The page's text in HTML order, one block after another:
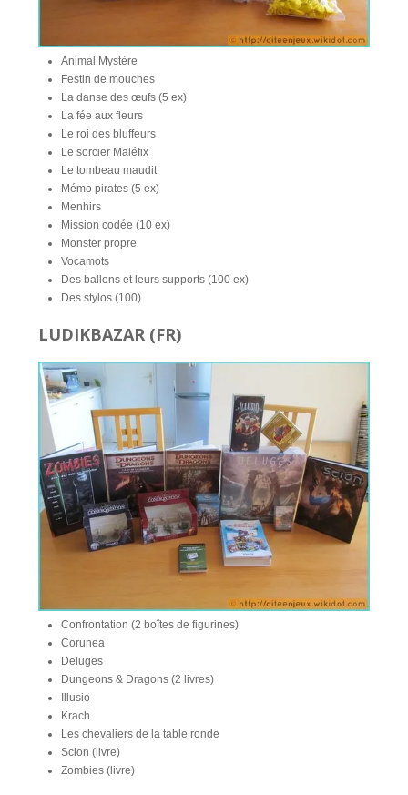
Animal Mystère
Festin de mouches
La danse des œufs (5 ex)
La fée aux fleurs
Le roi des bluffeurs
Le sorcier Maléfix
Le tombeau maudit
Mémo pirates (5 ex)
Menhirs
Mission codée (10 ex)
Monster propre
Vocamots
Des ballons et leurs supports (100 ex)
Des stylos (100)
LUDIKBAZAR (FR)
Confrontation (2 boîtes de figurines)
Corunea
Deluges
Dungeons & Dragons (2 livres)
Illusio
Krach
Les chevaliers de la table ronde
Scion (livre)
Zombies (livre)